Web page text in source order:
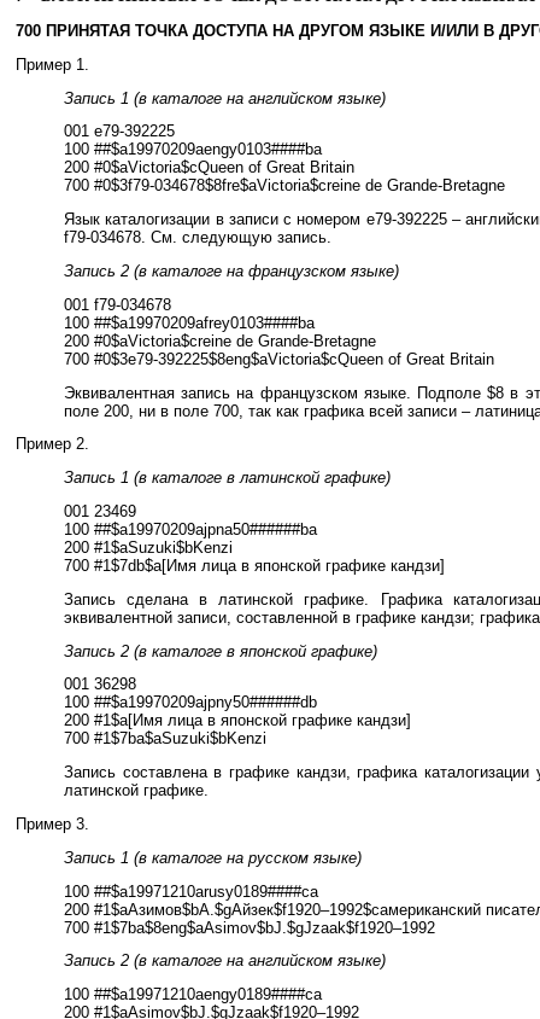
700 ПРИНЯТАЯ ТОЧКА ДОСТУПА НА ДРУГОМ ЯЗЫКЕ И/ИЛИ В
Пример 1.
Запись 1 (в каталоге на английском языке)
001 e79-392225
100 ##$a19970209aengy0103####ba
200 #0$aVictoria$cQueen of Great Britain
700 #0$3f79-034678$8fre$aVictoria$creine de Grande-Bretagne
Язык каталогизации в записи с номером e79-392225 –
f79-034678. См. следующую запись.
Запись 2 (в каталоге на французском языке)
001 f79-034678
100 ##$a19970209afrey0103####ba
200 #0$aVictoria$creine de Grande-Bretagne
700 #0$3e79-392225$8eng$aVictoria$cQueen of Great Britain
Эквивалентная запись на французском языке. Подполе $8 в
поле 200, ни в поле 700, так как графика всей записи –
Пример 2.
Запись 1 (в каталоге в латинской графике)
001 23469
100 ##$a19970209ajpna50######ba
200 #1$aSuzuki$bKenzi
700 #1$7db$a[Имя лица в японской графике кандзи]
Запись сделана в латинской графике. Графика
эквивалентной записи, составленной в графике кандзи;
Запись 2 (в каталоге в японской графике)
001 36298
100 ##$a19970209ajpny50######db
200 #1$a[Имя лица в японской графике кандзи]
700 #1$7ba$aSuzuki$bKenzi
Запись составлена в графике кандзи, графика
латинской графике.
Пример 3.
Запись 1 (в каталоге на русском языке)
100 ##$a19971210arusy0189####ca
200 #1$aАзимов$bА.$gАйзек$f1920–1992$cамериканский
700 #1$7ba$8eng$aAsimov$bJ.$gJzaak$f1920–1992
Запись 2 (в каталоге на английском языке)
100 ##$a19971210aengy0189####ca
200 #1$aAsimov$bJ.$gJzaak$f1920–1992